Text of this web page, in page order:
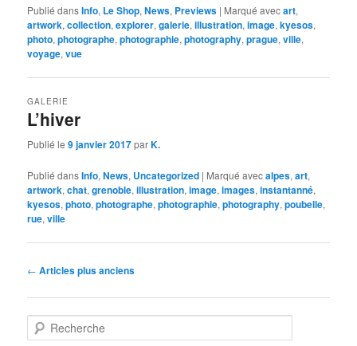
Publié dansInfo, Le Shop,News, Previews | Marqué avecart,
artwork,collection,explorer,galerie,illustration,image,kyesos,
photo,photographe,photographie,photography,prague,ville,
voyage,vue
L’hiver
GALERIE
Publié le9 janvier 2017parK.
Publié dansInfo,News, Uncategorized | Marqué avecalpes,art,
artwork,chat,grenoble,illustration,image,images,instantanné,
kyesos,photo,photographe,photographie,photography,poubelle,
rue,ville
Navigation
articles
← Articles plus anciens
e